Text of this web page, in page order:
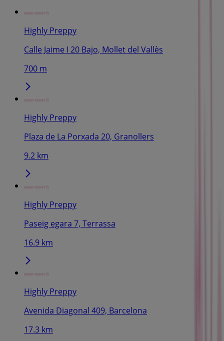
Highly Preppy
Calle Jaime I 20 Bajo, Mollet del Vallès
700 m
Highly Preppy
Plaza de La Porxada 20, Granollers
9.2 km
Highly Preppy
Paseig egara 7, Terrassa
16.9 km
Highly Preppy
Avenida Diagonal 409, Barcelona
17.3 km